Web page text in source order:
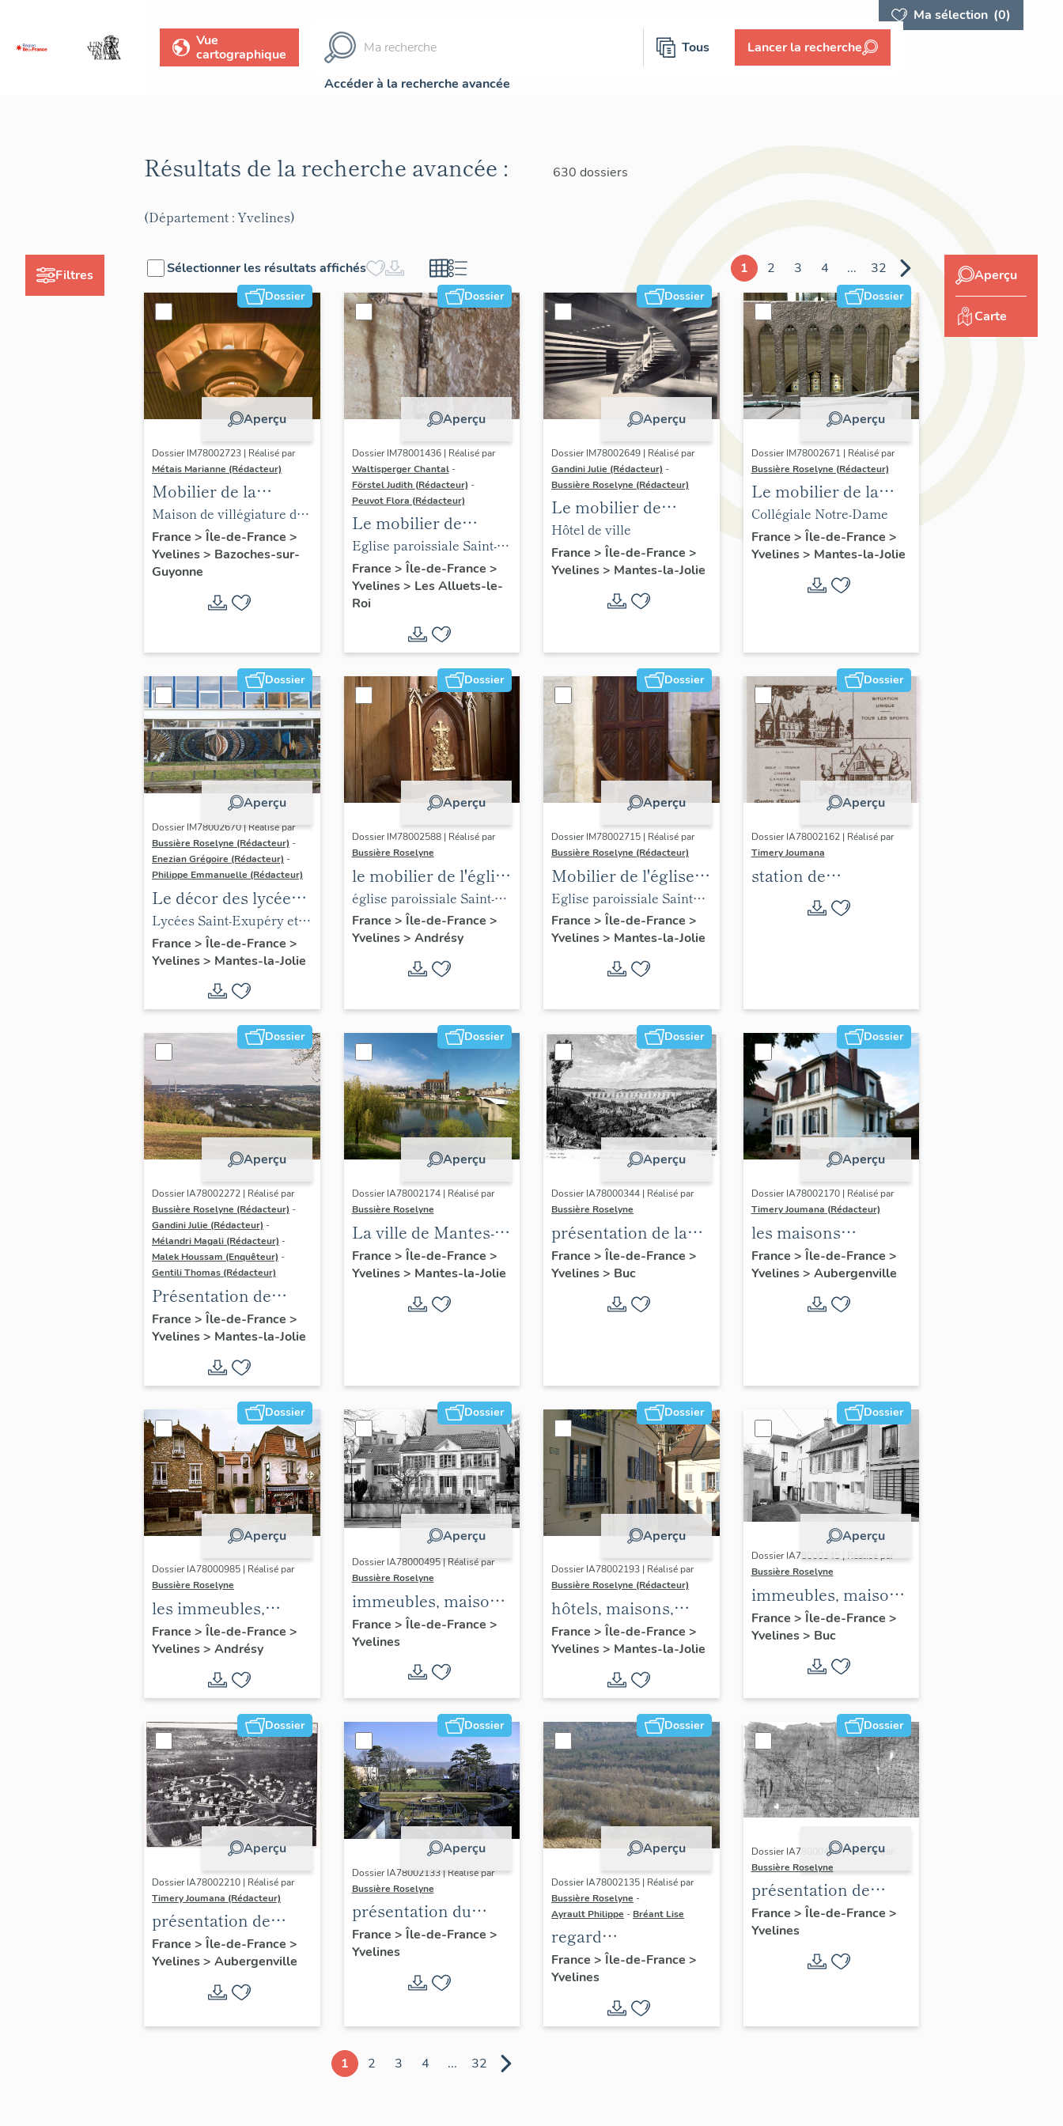
Ma sélection (0)
Vue
cartographique
Tous Lancer la recherche
Accéder à la recherche avancée
Filtres
Résultats de la recherche avancée : 630 dossiers
(Département : Yvelines)
Sélectionner les résultats affichés 1 2 3 4 ... 32
Dossier
Aperçu
Dossier IM78002723 | Réalisé par
Métais Marianne (Rédacteur)
Mobilier de la
maison Louis Carré
Maison de villégiature dite
maison Louis Carré
France > Île-de-France >
Yvelines> Bazoches-sur-
Guyonne
Dossier
Aperçu
Dossier IM78001436 | Réalisé par
Waltisperger Chantal -
Förstel Judith (Rédacteur) -
Peuvot Flora (Rédacteur)
Le mobilier de
l'église paroissiale
Saint-Nicolas
Eglise paroissiale Saint-
Nicolas
France > Île-de-France >
Yvelines> Les Alluets-le-
Roi
Dossier
Aperçu
Dossier IM78002649 | Réalisé par
Gandini Julie (Rédacteur) -
Bussière Roselyne (Rédacteur)
Le mobilier de
l'hôtel de ville
Hôtel de ville
France > Île-de-France >
Yvelines> Mantes-la-Jolie
Dossier
Aperçu
Dossier IM78002671 | Réalisé par
Bussière Roselyne (Rédacteur)
Le mobilier de la
collégiale
Collégiale Notre-Dame
France > Île-de-France >
Yvelines> Mantes-la-Jolie
Dossier
Aperçu
Dossier IM78002670 | Réalisé par
Bussière Roselyne (Rédacteur) -
Enezian Grégoire (Rédacteur) -
Philippe Emmanuelle (Rédacteur)
Le décor des lycées
de Mantes
Lycées Saint-Exupéry et
Jean Rostand
France > Île-de-France >
Yvelines> Mantes-la-Jolie
Dossier
Aperçu
Dossier IM78002588 | Réalisé par
Bussière Roselyne
le mobilier de l'église
Saint-Germain-de-
Paris (liste
supplémentaire)
église paroissiale Saint-
Germain
France > Île-de-France >
Yvelines> Andrésy
Dossier
Aperçu
Dossier IM78002715 | Réalisé par
Bussière Roselyne (Rédacteur)
Mobilier de l'église
Sainte-Anne de
Gassicourt
Eglise paroissiale Sainte-
Anne
France > Île-de-France >
Yvelines> Mantes-la-Jolie
Dossier
Aperçu
Dossier IA78002162 | Réalisé par
Timery Joumana
station de
villégiature
d'Elisabethville
Dossier
Aperçu
Dossier IA78002272 | Réalisé par
Bussière Roselyne (Rédacteur) -
Gandini Julie (Rédacteur) -
Mélandri Magali (Rédacteur) -
Malek Houssam (Enquêteur) -
Gentili Thomas (Rédacteur)
Présentation de
l'étude
France > Île-de-France >
Yvelines> Mantes-la-Jolie
Dossier
Aperçu
Dossier IA78002174 | Réalisé par
Bussière Roselyne
La ville de Mantes-la-
Jolie
France > Île-de-France >
Yvelines> Mantes-la-Jolie
Dossier
Aperçu
Dossier IA78000344 | Réalisé par
Bussière Roselyne
présentation de la
commune de Buc
France > Île-de-France >
Yvelines> Buc
Dossier
Aperçu
Dossier IA78002170 | Réalisé par
Timery Joumana (Rédacteur)
les maisons
d'Elisabethville
France > Île-de-France >
Yvelines> Aubergenville
Dossier
Aperçu
Dossier IA78000985 | Réalisé par
Bussière Roselyne
les immeubles,
maisons et fermes
du canton d'Andrésy
France > Île-de-France >
Yvelines> Andrésy
Dossier
Aperçu
Dossier IA78000495 | Réalisé par
Bussière Roselyne
immeubles, maisons,
fermes
France > Île-de-France >
Yvelines
Dossier
Aperçu
Dossier IA78002193 | Réalisé par
Bussière Roselyne (Rédacteur)
hôtels, maisons,
immeubles
France > Île-de-France >
Yvelines> Mantes-la-Jolie
Dossier
Aperçu
Dossier IA78000345 | Réalisé par
Bussière Roselyne
immeubles, maisons,
fermes
France > Île-de-France >
Yvelines> Buc
Dossier
Aperçu
Dossier IA78002210 | Réalisé par
Timery Joumana (Rédacteur)
présentation de
l'étude
d'Elisabethville
France > Île-de-France >
Yvelines> Aubergenville
Dossier
Aperçu
Dossier IA78002133 | Réalisé par
Bussière Roselyne
présentation du
diagnostic
patrimonial, urbain
et paysager de Seine-
France > Île-de-France >
Yvelines
Dossier
Aperçu
Dossier IA78002135 | Réalisé par
Bussière Roselyne -
Ayrault Philippe - Bréant Lise
regard
photographique sur
le territoire de Seine-
France > Île-de-France >
Yvelines
Dossier
Aperçu
Dossier IA78000496 | Réalisé par
Bussière Roselyne
présentation de
l'étude du
patrimoine de l'aire
d'étude Versailles
périphérie sud
France > Île-de-France >
Yvelines
1 2 3 4 ... 32
Aperçu
Carte